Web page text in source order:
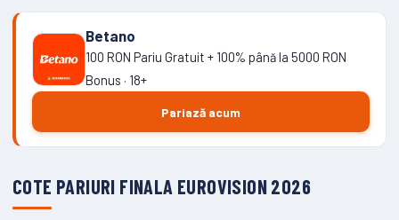
Betano
100 RON Pariu Gratuit + 100% până la 5000 RON
Bonus · 18+
Pariază acum
COTE PARIURI FINALA EUROVISION 2026